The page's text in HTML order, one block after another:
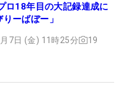
ロ18年目の大記録達成に
りーばぼー」
7日 (金) 11時25分 19